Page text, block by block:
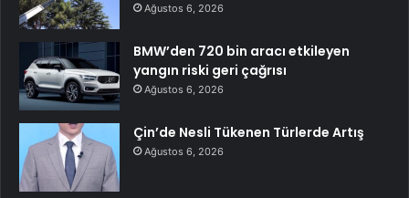
Ağustos 6, 2026
BMW’den 720 bin aracı etkileyen
yangın riski geri çağrısı
Ağustos 6, 2026
Çin’de Nesli Tükenen Türlerde Artış
Ağustos 6, 2026